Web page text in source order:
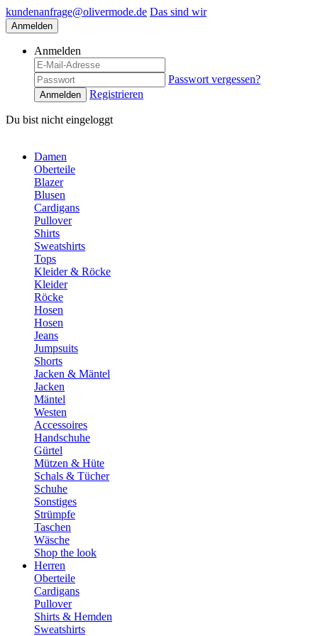
kundenanfrage@olivermode.de Das sind wir
Anmelden
Anmelden
Passwort vergessen?
Anmelden Registrieren
Du bist nicht eingeloggt
Damen
Oberteile
Blazer
Blusen
Cardigans
Pullover
Shirts
Sweatshirts
Tops
Kleider & Röcke
Kleider
Röcke
Hosen
Hosen
Jeans
Jumpsuits
Shorts
Jacken & Mäntel
Jacken
Mäntel
Westen
Accessoires
Handschuhe
Gürtel
Mützen & Hüte
Schals & Tücher
Schuhe
Sonstiges
Strümpfe
Taschen
Wäsche
Shop the look
Herren
Oberteile
Cardigans
Pullover
Shirts & Hemden
Sweatshirts